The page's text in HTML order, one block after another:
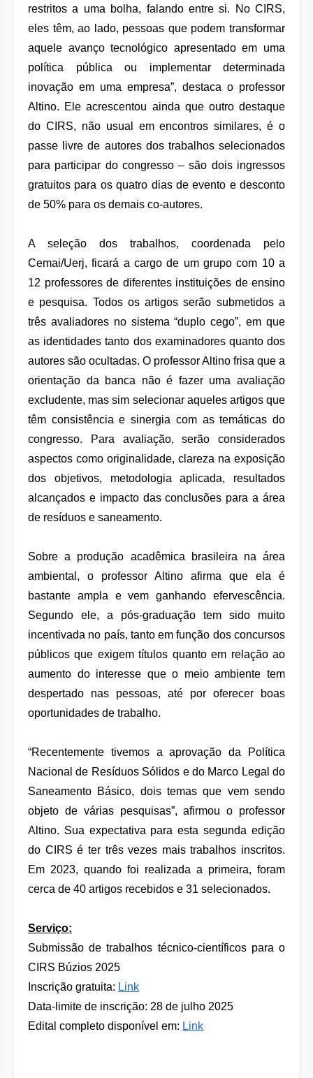
restritos a uma bolha, falando entre si. No CIRS,
eles têm, ao lado, pessoas que podem transformar
aquele avanço tecnológico apresentado em uma
política pública ou implementar determinada
inovação em uma empresa”, destaca o professor
Altino. Ele acrescentou ainda que outro destaque
do CIRS, não usual em encontros similares, é o
passe livre de autores dos trabalhos selecionados
para participar do congresso – são dois ingressos
gratuitos para os quatro dias de evento e desconto
de 50% para os demais co-autores.
A seleção dos trabalhos, coordenada pelo
Cemai/Uerj, ficará a cargo de um grupo com 10 a
12 professores de diferentes instituições de ensino
e pesquisa. Todos os artigos serão submetidos a
três avaliadores no sistema “duplo cego”, em que
as identidades tanto dos examinadores quanto dos
autores são ocultadas. O professor Altino frisa que a
orientação da banca não é fazer uma avaliação
excludente, mas sim selecionar aqueles artigos que
têm consistência e sinergia com as temáticas do
congresso. Para avaliação, serão considerados
aspectos como originalidade, clareza na exposição
dos objetivos, metodologia aplicada, resultados
alcançados e impacto das conclusões para a área
de resíduos e saneamento.
Sobre a produção acadêmica brasileira na área
ambiental, o professor Altino afirma que ela é
bastante ampla e vem ganhando efervescência.
Segundo ele, a pós-graduação tem sido muito
incentivada no país, tanto em função dos concursos
públicos que exigem títulos quanto em relação ao
aumento do interesse que o meio ambiente tem
despertado nas pessoas, até por oferecer boas
oportunidades de trabalho.
“Recentemente tivemos a aprovação da Política
Nacional de Resíduos Sólidos e do Marco Legal do
Saneamento Básico, dois temas que vem sendo
objeto de várias pesquisas”, afirmou o professor
Altino. Sua expectativa para esta segunda edição
do CIRS é ter três vezes mais trabalhos inscritos.
Em 2023, quando foi realizada a primeira, foram
cerca de 40 artigos recebidos e 31 selecionados.
Serviço:
Submissão de trabalhos técnico-científicos para o
CIRS Búzios 2025
Inscrição gratuita: Link
Data-limite de inscrição: 28 de julho 2025
Edital completo disponível em: Link